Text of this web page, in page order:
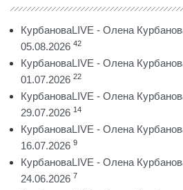
КурбановаLIVE - Олена
05.08.2026 42
КурбановаLIVE - Олена
01.07.2026 22
КурбановаLIVE - Олена
29.07.2026 14
КурбановаLIVE - Олена
16.07.2026 9
КурбановаLIVE - Олена
24.06.2026 7